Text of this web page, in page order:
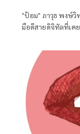
"ป้อม" ภาวุธ พงษ์
มือดีสายดิจิทัลที่เค
กระทรวงดิจิทัลเพื่